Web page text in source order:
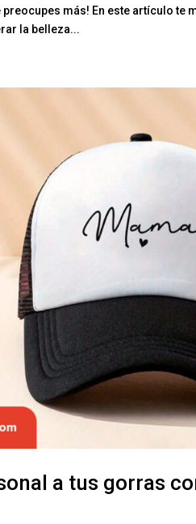
preocupes más! En este artículo
la belleza...
a tus gorras